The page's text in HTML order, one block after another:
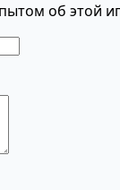
об этой